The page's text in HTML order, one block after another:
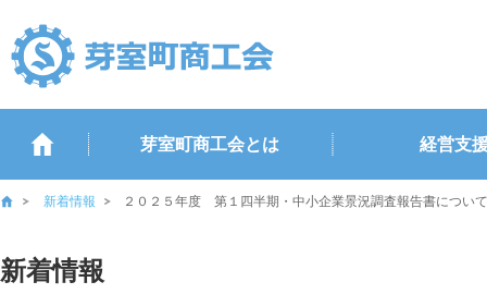
芽室町商工会とは 経営支
新着情報 ２０２５年度 第１四半期・中小企業景況調査報告書について
新着情報